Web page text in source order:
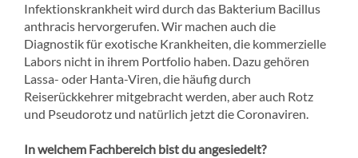
Infektionskrankheit wird durch das Bakterium Bacillus
anthracis hervorgerufen. Wir machen auch die
Diagnostik für exotische Krankheiten, die kommerzielle
Labors nicht in ihrem Portfolio haben. Dazu gehören
Lassa- oder Hanta-Viren, die häufig durch
Reiserückkehrer mitgebracht werden, aber auch Rotz
und Pseudorotz und natürlich jetzt die Coronaviren.
In welchem Fachbereich bist du angesiedelt?